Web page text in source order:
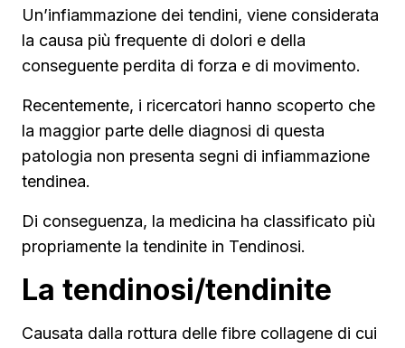
Un’infiammazione dei tendini, viene considerata
la causa più frequente di dolori e della
conseguente perdita di forza e di movimento.
Recentemente, i ricercatori hanno scoperto che
la maggior parte delle diagnosi di questa
patologia non presenta segni di infiammazione
tendinea.
Di conseguenza, la medicina ha classificato più
propriamente la tendinite in Tendinosi.
La tendinosi/tendinite
Causata dalla rottura delle fibre collagene di cui